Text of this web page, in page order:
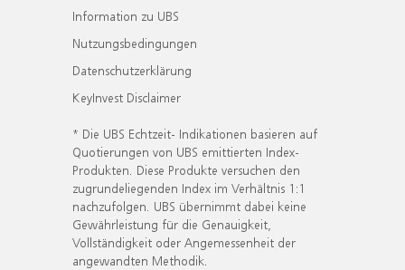
Information zu UBS
Nutzungsbedingungen
Datenschutzerklärung
KeyInvest Disclaimer
* Die UBS Echtzeit- Indikationen basieren auf
Quotierungen von UBS emittierten Index-
Produkten. Diese Produkte versuchen den
zugrundeliegenden Index im Verhältnis 1:1
nachzufolgen. UBS übernimmt dabei keine
Gewährleistung für die Genauigkeit,
Vollständigkeit oder Angemessenheit der
angewandten Methodik.